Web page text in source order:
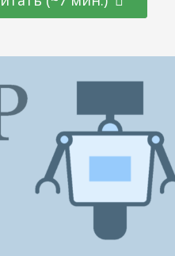
достигнутых
работ. Получают
Проводят опрос